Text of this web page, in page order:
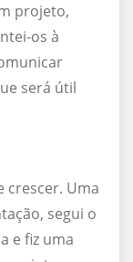
projeto,
os à
será útil
crescer. Uma
segui o
e fiz uma